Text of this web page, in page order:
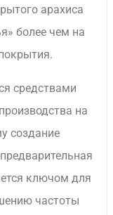
арахиса
более чем на
средствами
на
создание
ключом для
частоты